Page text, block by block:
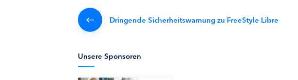
Dringende Sicherheitswarnung zu FreeStyle Libre
Unsere Sponsoren